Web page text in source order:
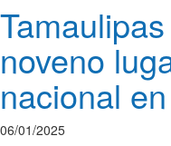
noveno
nacional
06/01/2025